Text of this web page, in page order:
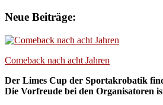
Neue Beiträge:
Comeback nach acht Jahren
Der Limes Cup der Sportakrobatik
Die Vorfreude bei den Organisatoren